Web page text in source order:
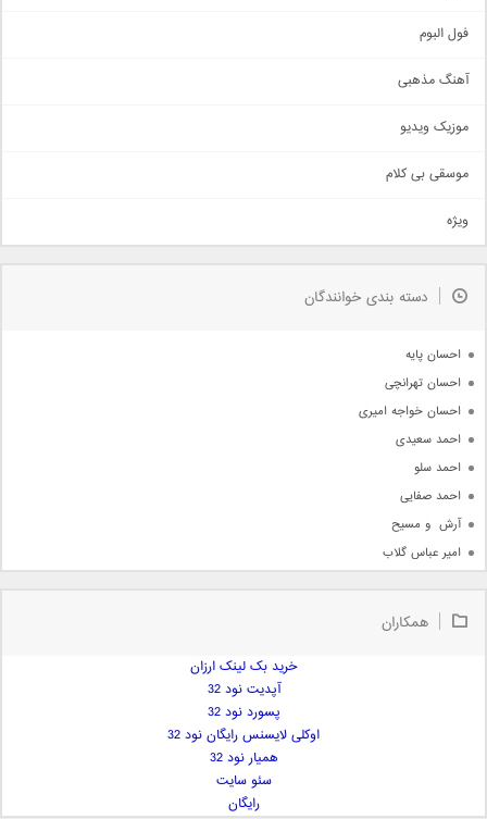
اجتماعی
حماسی
سنتی
اهنگ بندرعباسی
دمو
مذهبی
جدیدترین ها
فول البوم
آهنگ مذهبی
موزیک ویدیو
موسقی بی کلام
ویژه
دسته بندی خوانندگان
احسان پایه
احسان تهرانچی
احسان خواجه امیری
احمد سعیدی
احمد سلو
احمد صفایی
آرش  و مسیح
امیر عباس گلاب
امیر علی
همکاران
خرید بک لینک ارزان
آپدیت نود 32
پسورد نود 32
اوکلی لایسنس رایگان نود 32
همیار نود 32
سئو سایت
رایگان